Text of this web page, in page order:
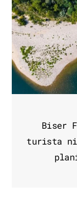
Biser
turista